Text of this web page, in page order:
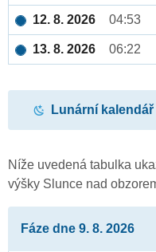
12. 8. 2026 04:53
13. 8. 2026 06:22
Lunární kalendář
Níže uvedená tabulka
výšky Slunce nad
Fáze dne 9. 8. 2026